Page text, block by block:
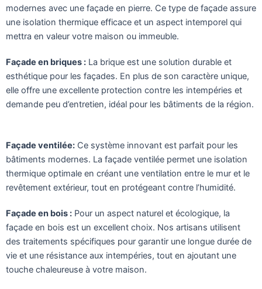
modernes avec une façade en pierre. Ce type de façade assure
une isolation thermique efficace et un aspect intemporel qui
mettra en valeur votre maison ou immeuble.
Façade en briques : La brique est une solution durable et
esthétique pour les façades. En plus de son caractère unique,
elle offre une excellente protection contre les intempéries et
demande peu d’entretien, idéal pour les bâtiments de la région.
Façade ventilée: Ce système innovant est parfait pour les
bâtiments modernes. La façade ventilée permet une isolation
thermique optimale en créant une ventilation entre le mur et le
revêtement extérieur, tout en protégeant contre l’humidité.
Façade en bois : Pour un aspect naturel et écologique, la
façade en bois est un excellent choix. Nos artisans utilisent
des traitements spécifiques pour garantir une longue durée de
vie et une résistance aux intempéries, tout en ajoutant une
touche chaleureuse à votre maison.